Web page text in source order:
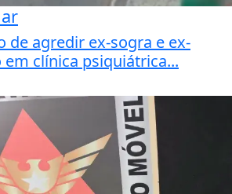
de agredir ex-sogra e ex-
clínica psiquiátrica...